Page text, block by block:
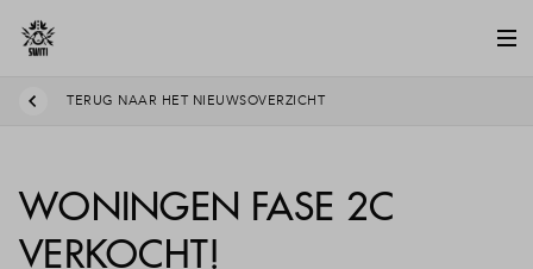
TERUG NAAR HET NIEUWSOVERZICHT
WONINGEN FASE 2C
VERKOCHT!